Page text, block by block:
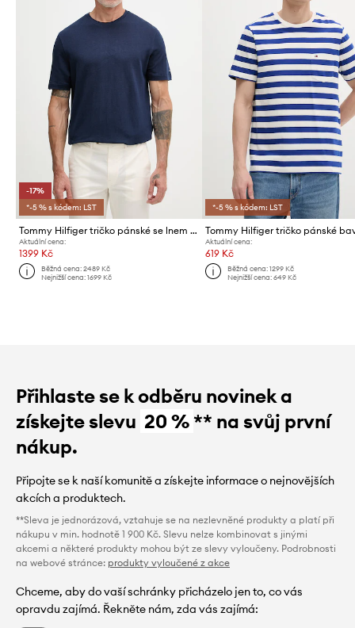
-17%
*-5 % s kódem: LST
Tommy Hilfiger tričko pánské se lnem NEW YORK
Aktuální cena:
1399 Kč
Běžná cena:2489 Kč
Nejnižší cena:1699 Kč
*-5 % s kódem: LST
Aktuální cena:
619 Kč
Běžná cena: 1299 Kč
Nejnižší cena: 649 Kč
Přihlaste se k odběru novinek a
získejte slevu 20 %** na svůj první
nákup.
Připojte se k naší komunitě a získejte informace o nejnovějších
akcích a produktech.
**Sleva je jednorázová, vztahuje se na nezlevněné produkty a platí při
nákupu v min. hodnotě 1 900 Kč. Slevu nelze kombinovat s jinými
akcemi a některé produkty mohou být ze slevy vyloučeny. Podrobnosti
na webové stránce: produkty vyloučené z akce
Chceme, aby do vaší schránky přicházelo jen to, co vás
opravdu zajímá. Řekněte nám, zda vás zajímá: